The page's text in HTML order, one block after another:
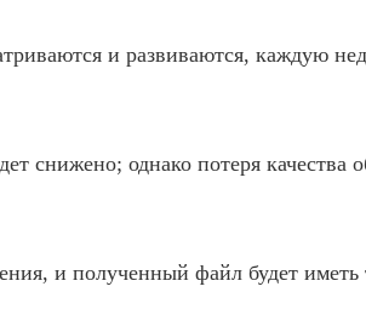
и развиваются, каждую
снижено; однако потеря качества
и полученный файл будет иметь